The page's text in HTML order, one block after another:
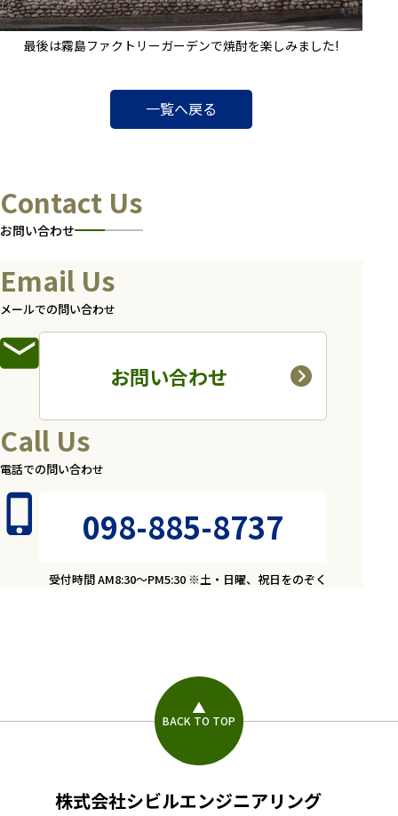
最後は霧島ファクトリーガーデンで焼酎を楽しみました!
一覧へ戻る
Contact Us
お問い合わせ
Email Us
メールでの問い合わせ
お問い合わせ
Call Us
電話での問い合わせ
098-885-8737
受付時間 AM8:30～PM5:30 ※土・日曜、祝日をのぞく
BACK TO TOP
株式会社シビルエンジニアリング